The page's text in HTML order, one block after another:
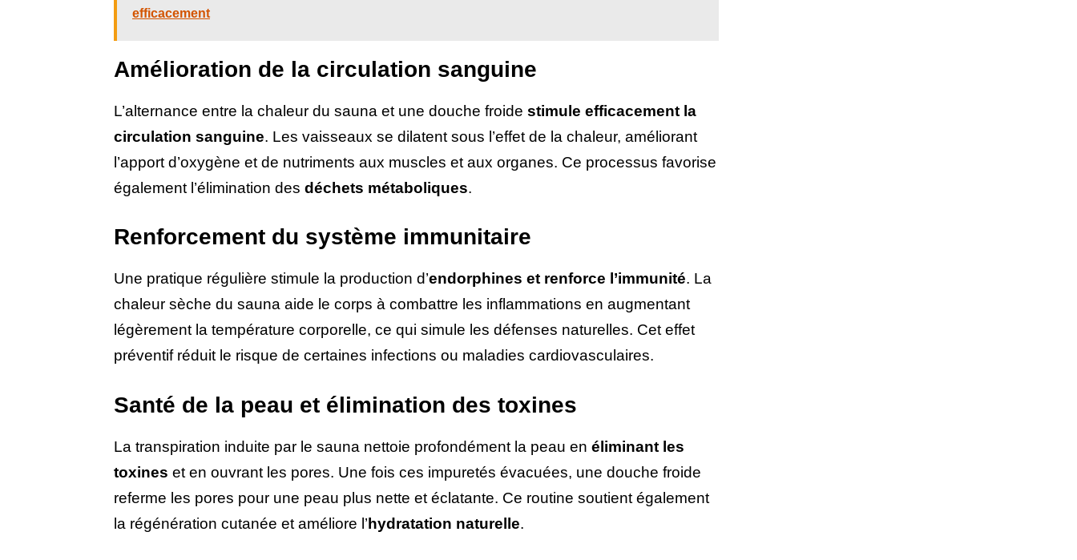
efficacement
Amélioration de la circulation sanguine
L’alternance entre la chaleur du sauna et une douche froide stimule efficacement la
circulation sanguine. Les vaisseaux se dilatent sous l’effet de la chaleur, améliorant
l’apport d’oxygène et de nutriments aux muscles et aux organes. Ce processus favorise
également l’élimination des déchets métaboliques.
Renforcement du système immunitaire
Une pratique régulière stimule la production d’endorphines et renforce l’immunité. La
chaleur sèche du sauna aide le corps à combattre les inflammations en augmentant
légèrement la température corporelle, ce qui simule les défenses naturelles. Cet effet
préventif réduit le risque de certaines infections ou maladies cardiovasculaires.
Santé de la peau et élimination des toxines
La transpiration induite par le sauna nettoie profondément la peau en éliminant les
toxines et en ouvrant les pores. Une fois ces impuretés évacuées, une douche froide
referme les pores pour une peau plus nette et éclatante. Ce routine soutient également
la régénération cutanée et améliore l’hydratation naturelle.